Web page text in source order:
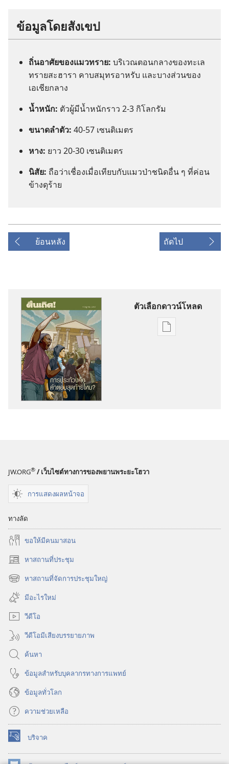
ข้อมูล​โดย​สังเขป
ถิ่น​อาศัย​ของ​แมว​ทราย: บริเวณ​ตอน​กลาง​ของ​ทะเล​
ทราย​สะฮารา คาบสมุทร​อาหรับ และ​บาง​ส่วน​ของ​
เอเชีย​กลาง
น้ำหนัก: ตัว​ผู้​มี​น้ำหนัก​ราว 2-3 กิโลกรัม
ขนาด​ลำ​ตัว: 40-57 เซนติเมตร
หาง: ยาว 20-30 เซนติเมตร
นิสัย: ถือ​ว่า​เชื่อง​เมื่อ​เทียบ​กับ​แมว​ป่า​ชนิด​อื่น ๆ ที่​ค่อน
ข้าง​ดุ​ร้าย
ย้อนหลัง ถัดไป
ตัวเลือกดาวน์โหลด
ตัว
JW.ORG® / เว็บไซต์ทางการของพยานพระยะโฮวา
การแสดงผลหน้าจอ
ทางลัด
ขอ​ให้​มี​คน​มา​สอน
หาสถานที่ประชุม
(เปิด
หน้าต่างหาสถานที่จัดการประชุมใหญ่
(เปิด
หน้าต่าง
ใหม่)
มีอะไรใหม่
วีดีโอ
วีดีโอมีเสียงบรรยายภาพ
ค้นหา
ข้อมูล​สำหรับ​บุคลากร​ทาง​การ​แพทย์
ข้อมูล​ทั่ว​โลก
ความช่วยเหลือ
บริจาค
(เปิด
หน้าต่าง